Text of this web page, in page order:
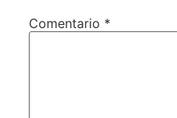
Comentario *